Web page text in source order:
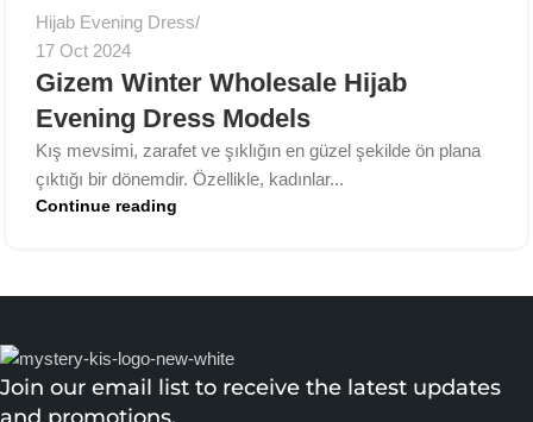
Hijab Evening Dress
17 Oct 2024
Gizem Winter Wholesale Hijab
Evening Dress Models
Kış mevsimi, zarafet ve şıklığın en güzel şekilde ön plana
çıktığı bir dönemdir. Özellikle, kadınlar...
Continue reading
Join our email list to receive the latest updates